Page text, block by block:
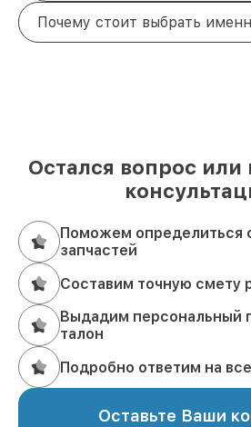
Почему стоит выбрать
Остался вопрос
Поможем определиться
запчастей
Составим точную смету
Выдадим персональный
талон
Подробно ответим на
Оставьте Ваши